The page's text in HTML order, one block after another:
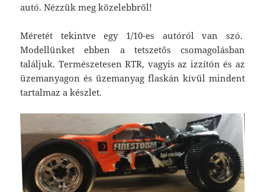
autó. Nézzük meg közelebbről!
Méretét tekintve egy 1/10-es autóról van szó.
Modellünket ebben a tetszetős csomagolásban
találjuk. Természetesen RTR, vagyis az izzítón és az
üzemanyagon és üzemanyag flaskán kívül mindent
tartalmaz a készlet.